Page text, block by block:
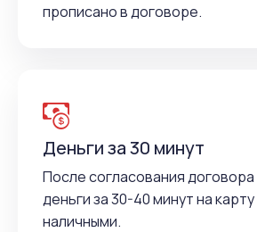
прописано в договоре.
Деньги за 30 минут
После согласования
деньги за 30-40 минут на карту
наличными.